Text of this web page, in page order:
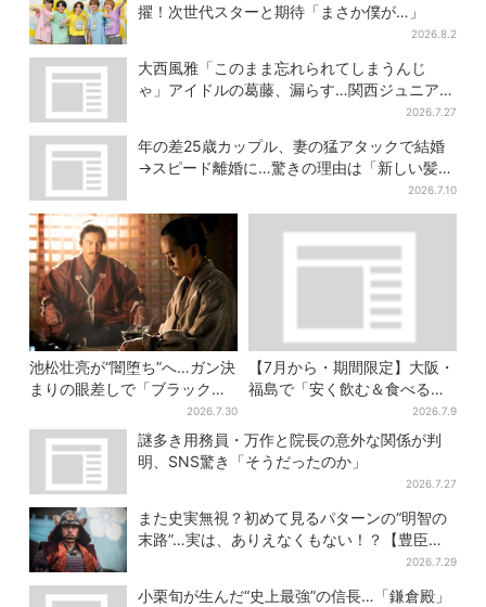
擢！次世代スターと期待「まさか僕が…」
2026.8.2
大西風雅「このまま忘れられてしまうんじ
ゃ」アイドルの葛藤、漏らす…関西ジュニア特
2026.7.27
年の差25歳カップル、妻の猛アタックで結婚
→スピード離婚に…驚きの理由は「新しい髪
2026.7.10
池松壮亮が“闇堕ち”へ…ガン決
まりの眼差しで「ブラック秀
吉がログイン」【豊臣兄弟】
2026.7.30
【7月から・期間限定】大阪・
福島で「安く飲む＆食べる」
お得ワザ → 行列店のパン飲み
セット1100円など……人気店
から4選
2026.7.9
謎多き用務員・万作と院長の意外な関係が判
明、SNS驚き「そうだったのか」
2026.7.27
また史実無視？初めて見るパターンの“明智の
末路”…実は、ありえなくもない！？【豊臣兄
2026.7.29
小栗旬が生んだ“史上最強”の信長…「鎌倉殿」